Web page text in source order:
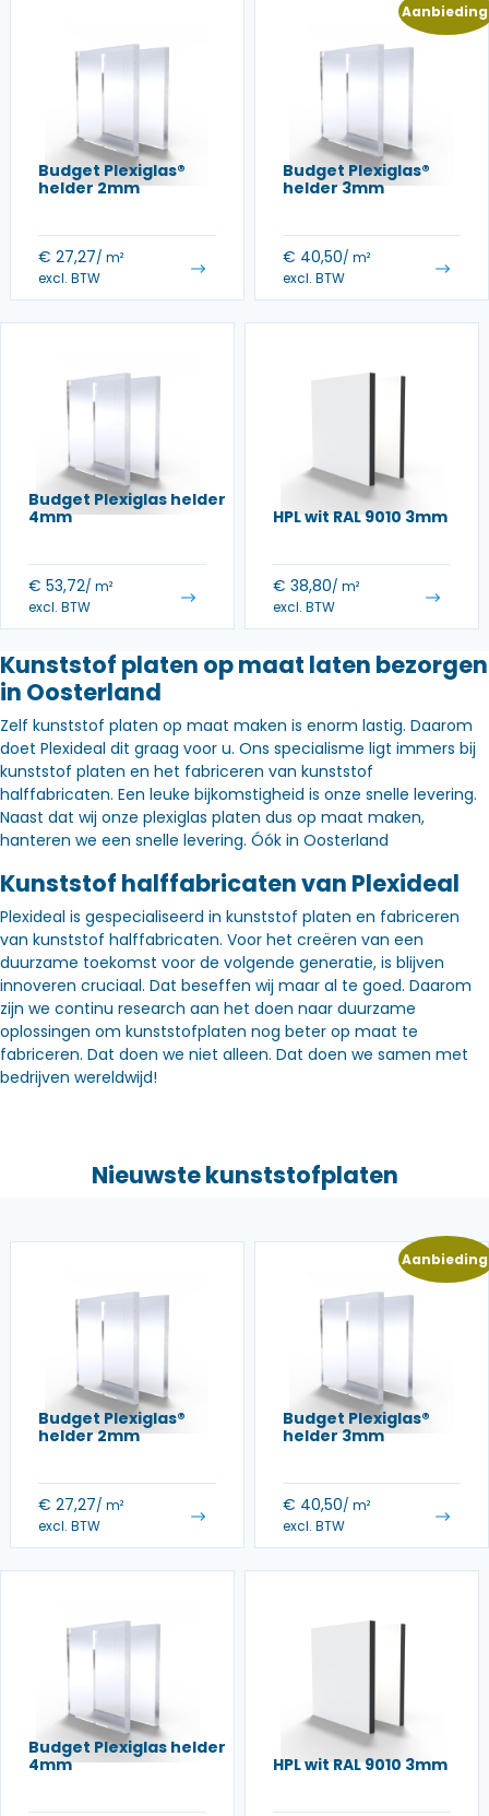
Budget Plexiglas®
helder 2mm
€ 27,27/ m²
excl. BTW
Budget Plexiglas®
helder 3mm
€ 40,50/ m²
excl. BTW
Budget Plexiglas helder
4mm
€ 53,72/ m²
excl. BTW
HPL wit RAL 9010 3mm
€ 38,80/ m²
excl. BTW
Kunststof platen op maat laten bezorgen
in Oosterland
Zelf kunststof platen op maat maken is enorm lastig. Daarom
doet Plexideal dit graag voor u. Ons specialisme ligt immers bij
kunststof platen en het fabriceren van kunststof
halffabricaten. Een leuke bijkomstigheid is onze snelle levering.
Naast dat wij onze plexiglas platen dus op maat maken,
hanteren we een snelle levering. Óók in Oosterland
Kunststof halffabricaten van Plexideal
Plexideal is gespecialiseerd in kunststof platen en fabriceren
van kunststof halffabricaten. Voor het creëren van een
duurzame toekomst voor de volgende generatie, is blijven
innoveren cruciaal. Dat beseffen wij maar al te goed. Daarom
zijn we continu research aan het doen naar duurzame
oplossingen om kunststofplaten nog beter op maat te
fabriceren. Dat doen we niet alleen. Dat doen we samen met
bedrijven wereldwijd!
Nieuwste kunststofplaten
Budget Plexiglas®
helder 2mm
€ 27,27/ m²
excl. BTW
Budget Plexiglas®
helder 3mm
€ 40,50/ m²
excl. BTW
Budget Plexiglas helder
4mm
HPL wit RAL 9010 3mm